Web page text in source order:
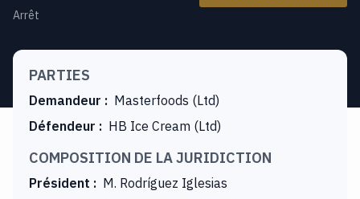
Arrêt
PARTIES
Demandeur : Masterfoods (Ltd)
Défendeur : HB Ice Cream (Ltd)
COMPOSITION DE LA JURIDICTION
Président : M. Rodríguez Iglesias